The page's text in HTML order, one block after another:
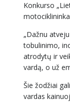
Konkurso
„Dažnu
tobulinimo,
atrodytų ir
vardą, o už
Šie žodžiai
vardas